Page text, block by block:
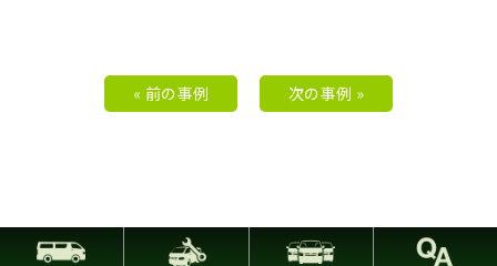
« 前の事例 次の事例 »